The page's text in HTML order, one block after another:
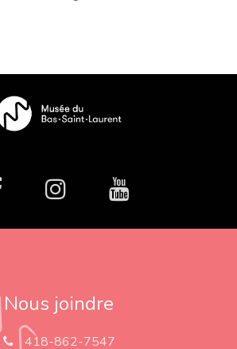
facebookInstagramYoutube
Nous joindre
418-862-7547